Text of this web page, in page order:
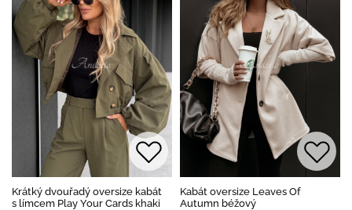
Krátký dvouřadý oversize kabát
s límcem Play Your Cards khaki
Kabát oversize Leaves Of
Autumn béžový